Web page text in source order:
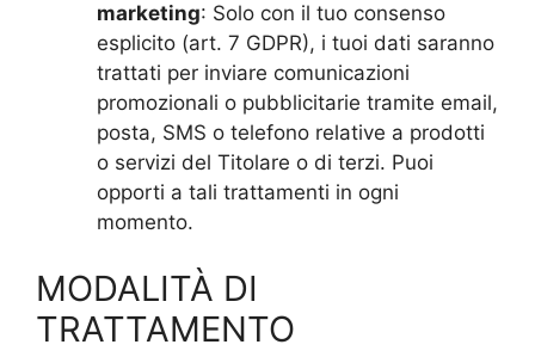
marketing: Solo con il tuo consenso
esplicito (art. 7 GDPR), i tuoi dati saranno
trattati per inviare comunicazioni
promozionali o pubblicitarie tramite email,
posta, SMS o telefono relative a prodotti
o servizi del Titolare o di terzi. Puoi
opporti a tali trattamenti in ogni
momento.
MODALITÀ DI
TRATTAMENTO